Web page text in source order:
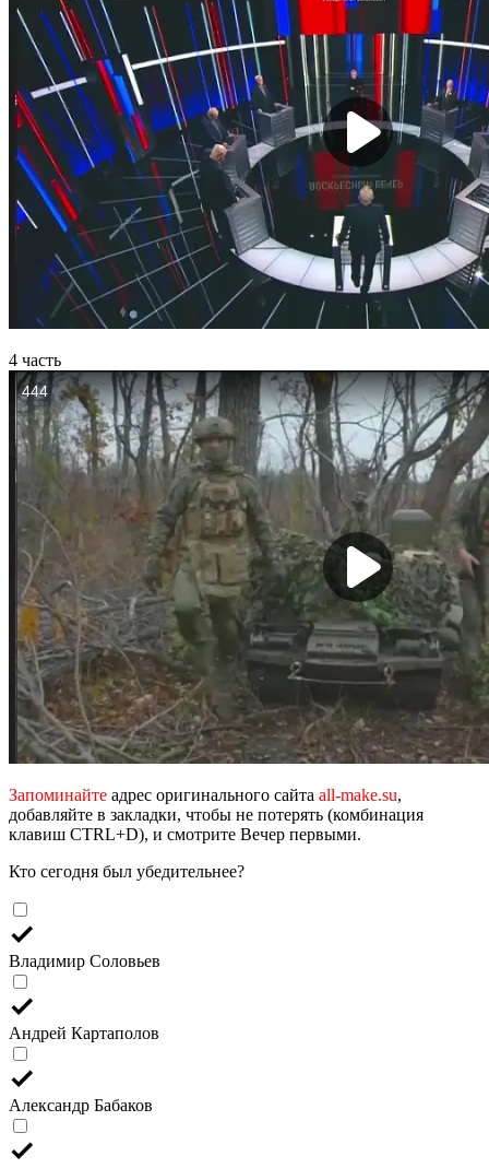
4 часть
Запоминайте адрес оригинального сайта all-make.su,
добавляйте в закладки, чтобы не потерять (комбинация
клавиш CTRL+D), и смотрите Вечер первыми.
Кто сегодня был убедительнее?
Владимир Соловьев
Андрей Картаполов
Александр Бабаков